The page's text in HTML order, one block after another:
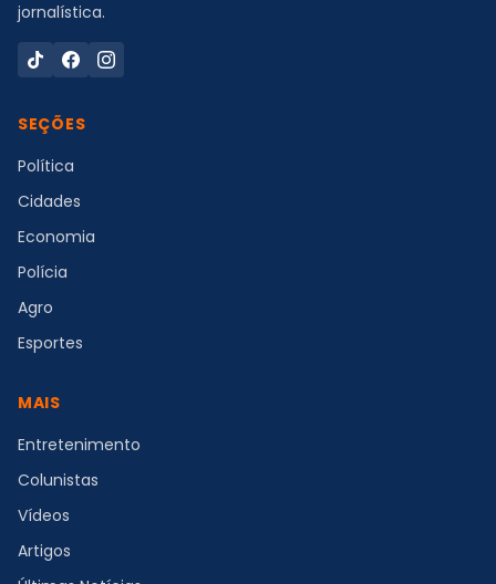
jornalística.
SEÇÕES
Política
Cidades
Economia
Polícia
Agro
Esportes
MAIS
Entretenimento
Colunistas
Vídeos
Artigos